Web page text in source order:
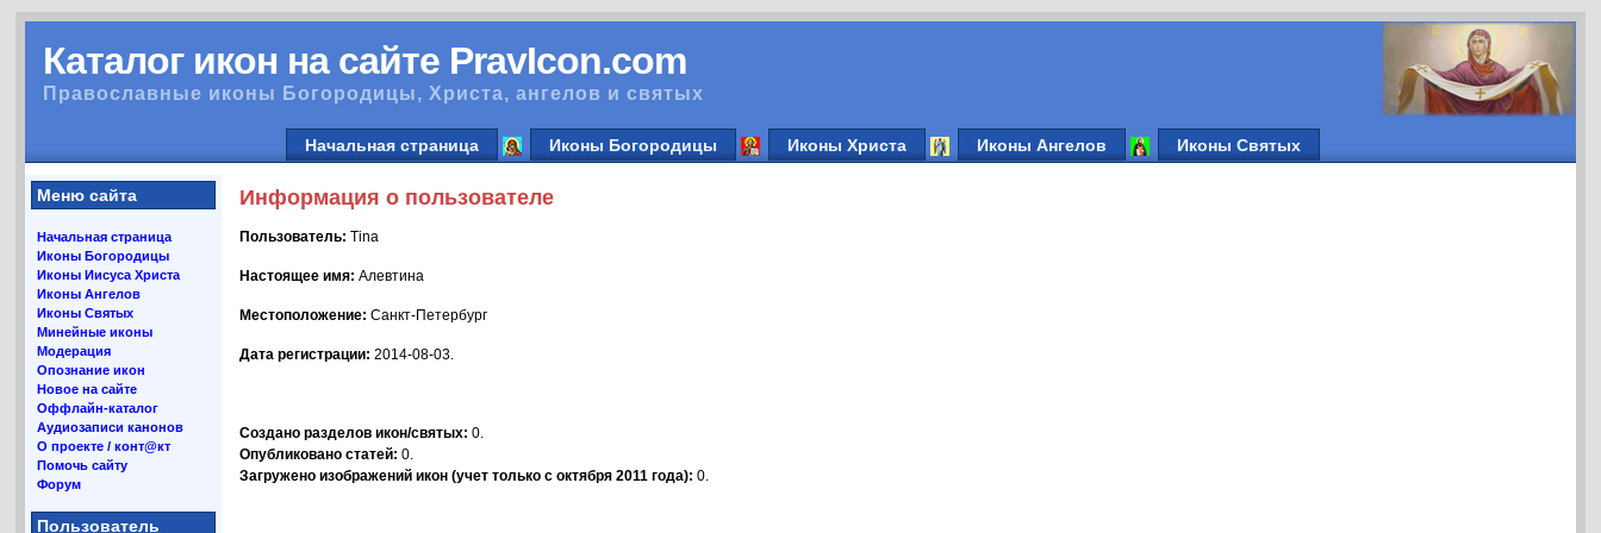
Каталог икон на сайте PravIcon.com
Православные иконы Богородицы, Христа, ангелов и святых
Начальная страница Иконы Богородицы Иконы Христа Иконы Ангелов Иконы Святых
Меню сайта
Начальная страница
Иконы Богородицы
Иконы Иисуса Христа
Иконы Ангелов
Иконы Святых
Минейные иконы
Модерация
Опознание икон
Новое на сайте
Оффлайн-каталог
Аудиозаписи канонов
О проекте / конт@кт
Помочь сайту
Форум
Пользователь
Информация о пользователе
Пользователь: Tina
Настоящее имя: Алевтина
Местоположение: Санкт-Петербург
Дата регистрации: 2014-08-03.
Создано разделов икон/святых: 0.
Опубликовано статей: 0.
Загружено изображений икон (учет только с октября 2011 года): 0.